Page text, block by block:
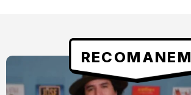
RECOMANEM